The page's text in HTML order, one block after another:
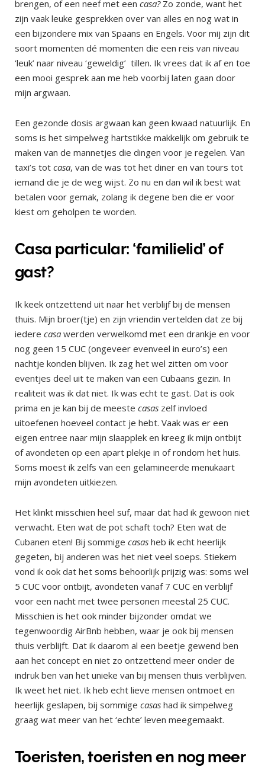
brengen, of een neef met een casa?Zo zonde, want het
zijn vaak leuke gesprekken over van alles en nog wat in
een bijzondere mix van Spaans en Engels. Voor mij zijn dit
soort momenten dé momenten die een reis van niveau
‘leuk’ naar niveau ‘geweldig’ tillen. Ik vrees dat ik af en toe
een mooi gesprek aan me heb voorbij laten gaan door
mijn argwaan.
Een gezonde dosis argwaan kan geen kwaad natuurlijk. En
soms is het simpelweg hartstikke makkelijk om gebruik te
maken van de mannetjes die dingen voor je regelen. Van
taxi’s tot casa, van de was tot het diner en van tours tot
iemand die je de weg wijst. Zo nu en dan wil ik best wat
betalen voor gemak, zolang ik degene ben die er voor
kiest om geholpen te worden.
Casa particular: ‘familielid’ of
gast?
Ik keek ontzettend uit naar het verblijf bij de mensen
thuis. Mijn broer(tje) en zijn vriendin vertelden dat ze bij
iedere casa werden verwelkomd met een drankje en voor
nog geen 15 CUC (ongeveer evenveel in euro’s) een
nachtje konden blijven. Ik zag het wel zitten om voor
eventjes deel uit te maken van een Cubaans gezin. In
realiteit was ik dat niet. Ik was echt te gast. Dat is ook
prima en je kan bij de meeste casas zelf invloed
uitoefenen hoeveel contact je hebt. Vaak was er een
eigen entree naar mijn slaapplek en kreeg ik mijn ontbijt
of avondeten op een apart plekje in of rondom het huis.
Soms moest ik zelfs van een gelamineerde menukaart
mijn avondeten uitkiezen.
Het klinkt misschien heel suf, maar dat had ik gewoon niet
verwacht. Eten wat de pot schaft toch? Eten wat de
Cubanen eten! Bij sommige casas heb ik echt heerlijk
gegeten, bij anderen was het niet veel soeps. Stiekem
vond ik ook dat het soms behoorlijk prijzig was: soms wel
5 CUC voor ontbijt, avondeten vanaf 7 CUC en verblijf
voor een nacht met twee personen meestal 25 CUC.
Misschien is het ook minder bijzonder omdat we
tegenwoordig AirBnb hebben, waar je ook bij mensen
thuis verblijft. Dat ik daarom al een beetje gewend ben
aan het concept en niet zo ontzettend meer onder de
indruk ben van het unieke van bij mensen thuis verblijven.
Ik weet het niet. Ik heb echt lieve mensen ontmoet en
heerlijk geslapen, bij sommige casas had ik simpelweg
graag wat meer van het ‘echte’ leven meegemaakt.
Toeristen, toeristen en nog meer